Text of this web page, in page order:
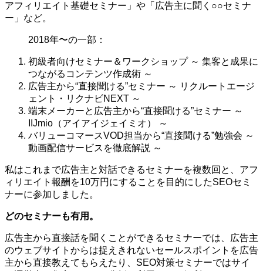
アフィリエイト基礎セミナー」や「広告主に聞く○○セミナ
ー」など。
2018年〜の一部：
初級者向けセミナー＆ワークショップ ～ 集客と成果に
つながるコンテンツ作成術 ～
広告主から“直接聞ける”セミナー ～ リクルートエージ
ェント・リクナビNEXT ～
端末メーカーと広告主から“直接聞ける”セミナー ～
IIJmio（アイアイジェイミオ） ～
バリューコマースVOD担当から“直接聞ける”勉強会 ～
動画配信サービスを徹底解説 ～
私はこれまで広告主と対話できるセミナーを複数回と、アフ
ィリエイト報酬を10万円にすることを目的にしたSEOセミ
ナーに参加しました。
どのセミナーも有用。
広告主から直接話を聞くことができるセミナーでは、広告主
のウェブサイトからは捉えきれないセールスポイントを広告
主から直接教えてもらえたり、SEO対策セミナーではサイ